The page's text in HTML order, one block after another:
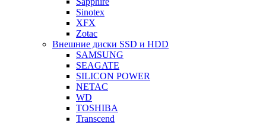
Sinotex
XFX
Zotac
Внешние диски SSD и HDD
SAMSUNG
SEAGATE
SILICON POWER
NETAC
WD
TOSHIBA
Transcend